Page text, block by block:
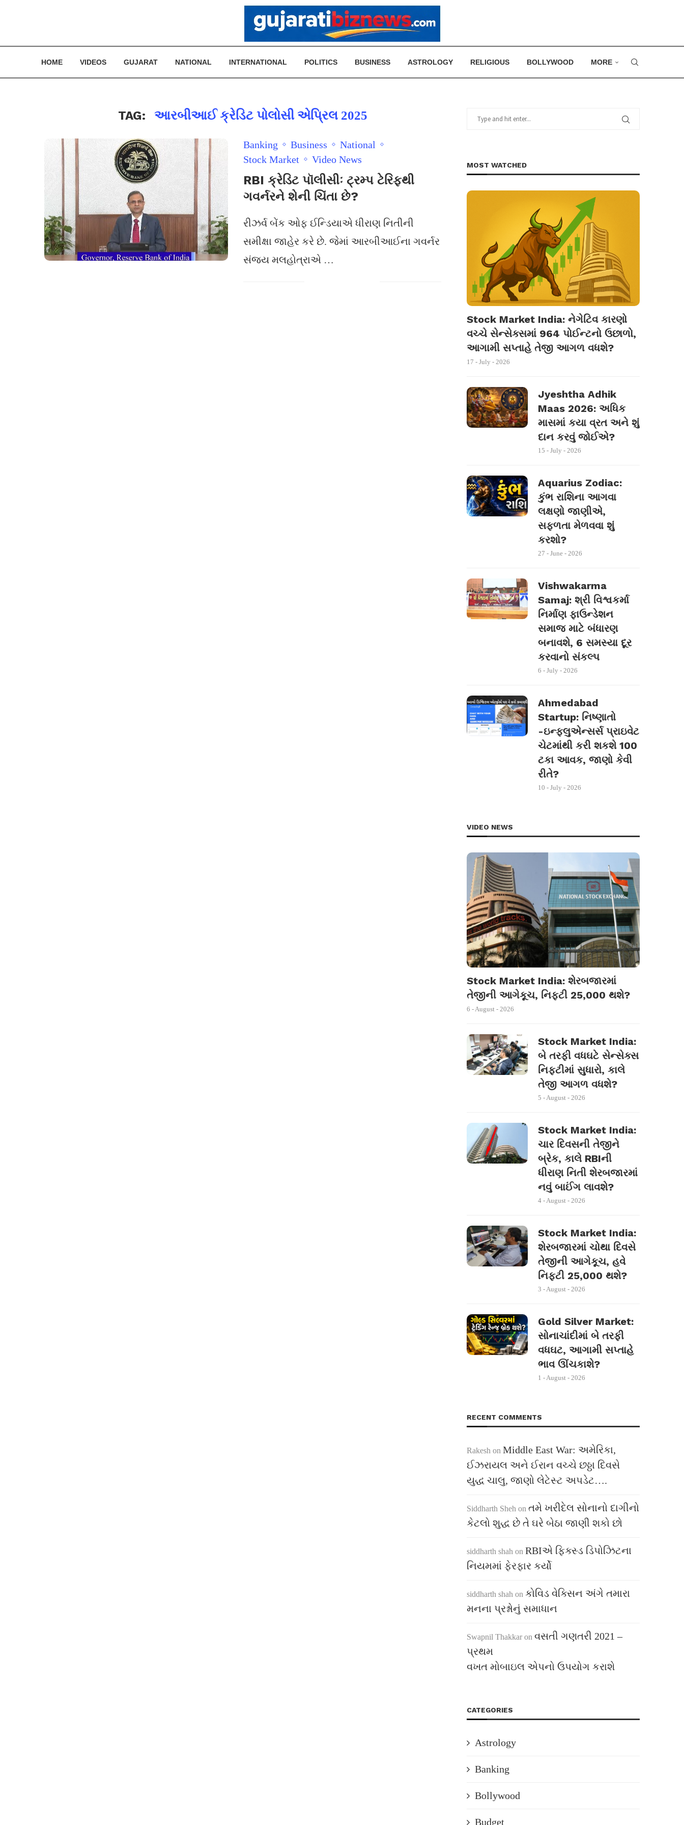
HOME VIDEOS GUJARAT NATIONAL INTERNATIONAL POLITICS BUSINESS ASTROLOGY RELIGIOUS BOLLYWOOD MORE
TAG: આરબીઆઈ ક્રેડિટ પોલોસી એપ્રિલ 2025
Banking Business
National
Stock Market
Video News
RBI ક્રેડિટ પૉલીસીઃ ટ્રમ્પ ટેરિફથી
ગવર્નરને શેની ચિંતા છે?
રીઝર્વ બેંક ઓફ ઈન્ડિયાએ ધીરાણ નિતીની
સમીક્ષા જાહેર કરે છે. જેમાં આરબીઆઈના ગવર્નર
સંજય મલહોત્રાએ …
MOST WATCHED
Stock Market India: નેગેટિવ કારણો
વચ્ચે સેન્સેક્સમાં 964 પોઈન્ટનો ઉછાળો,
આગામી સપ્તાહે તેજી આગળ વધશે?
17 - July - 2026
Jyeshtha Adhik
Maas 2026: અધિક
માસમાં કયા વ્રત અને શું
દાન કરવું જોઈએ?
15 - July - 2026
Aquarius Zodiac:
કુંભ રાશિના આગવા
લક્ષણો જાણીએ,
સફળતા મેળવવા શું
કરશો?
27 - June - 2026
Vishwakarma
Samaj: શ્રી વિશ્વકર્મા
નિર્માણ ફાઉન્ડેશન
સમાજ માટે બંધારણ
બનાવશે, 6 સમસ્યા દૂર
કરવાનો સંકલ્પ
6 - July - 2026
Ahmedabad
Startup: નિષ્ણાતો
-ઇન્ફ્લુએન્સર્સ પ્રાઇવેટ
ચેટમાંથી કરી શકશે 100
ટકા આવક, જાણો કેવી
રીતે?
10 - July - 2026
VIDEO NEWS
Stock Market India: શેરબજારમાં
તેજીની આગેકૂચ, નિફ્ટી 25,000 થશે?
6 - August - 2026
Stock Market India:
બે તરફી વધઘટે સેન્સેક્સ
નિફ્ટીમાં સુધારો, કાલે
તેજી આગળ વધશે?
5 - August - 2026
Stock Market India:
ચાર દિવસની તેજીને
બ્રેક, કાલે RBIની
ધીરાણ નિતી શેરબજારમાં
નવું બાઈંગ લાવશે?
4 - August - 2026
Stock Market India:
શેરબજારમાં ચોથા દિવસે
તેજીની આગેકૂચ, હવે
નિફ્ટી 25,000 થશે?
3 - August - 2026
Gold Silver Market:
સોનાચાંદીમાં બે તરફી
વધઘટ, આગામી સપ્તાહે
ભાવ ઊંચકાશે?
1 - August - 2026
RECENT COMMENTS
Rakesh on Middle East War: અમેરિકા,
ઈઝરાયલ અને ઈરાન વચ્ચે છઠ્ઠા દિવસે
યુદ્ધ ચાલુ, જાણો લેટેસ્ટ અપડેટ….
Siddharth Sheh on તમે ખરીદેલ સોનાનો દાગીનો
કેટલો શુદ્ધ છે તે ઘરે બેઠા જાણી શકો છો
siddharth shah on RBIએ ફિક્સ્ડ ડિપોઝિટના
નિયમમાં ફેરફાર કર્યો
siddharth shah on કોવિડ વેક્સિન અંગે તમારા
મનના પ્રશ્નોનું સમાધાન
Swapnil Thakkar on વસતી ગણતરી 2021 –
પ્રથમ
વખત મોબાઇલ એપનો ઉપયોગ કરાશે
CATEGORIES
Astrology
Banking
Bollywood
Budget